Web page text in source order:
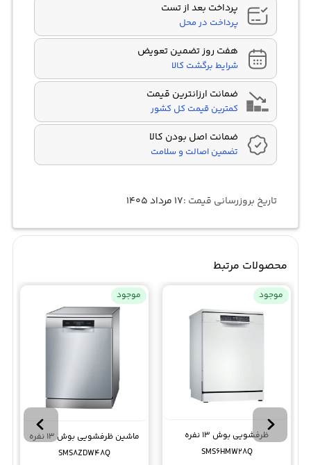
پرداخت بعد از تست
پرداخت در محل
هفت روز تضمین تعویض
شرایط برگشت کالا
ضمانت ارزانترین قیمت
کمترین قیمت کل کشور
ضمانت اصل بودن کالا
تضمین اصالت و سلامت
تاریخ بروزرسانی قیمت :۱۷ مرداد ۱۴۰۵
محصولات مرتبط
موجود
ظرفشویی بوش 13 نفره
SMS6HMW28Q
موجود
ماشین ظرفشویی بوش 13 نفره
SMS8ZDW48Q